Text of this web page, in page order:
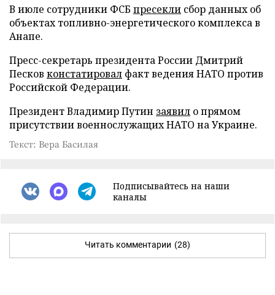
В июле сотрудники ФСБ пресекли сбор данных об
объектах топливно-энергетического комплекса в
Анапе.
Пресс-секретарь президента России Дмитрий
Песков констатировал факт ведения НАТО против
Российской Федерации.
Президент Владимир Путин заявил о прямом
присутствии военнослужащих НАТО на Украине.
Текст: Вера Басилая
Подписывайтесь на наши
каналы
Читать комментарии (28)